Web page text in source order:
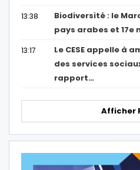
13:38
Biodiversité : le
pays arabes et 17e
13:17
Le CESE appelle à
des services
rapport…
Afficher